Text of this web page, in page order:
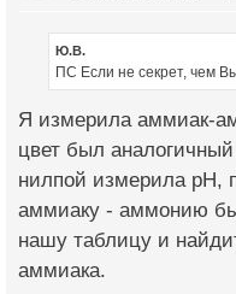
Ю.В.
ПС Если не секрет, чем
Я измерила аммиак-
цвет был
нилпой измерила pH,
аммиаку - аммонию
нашу таблицу и
аммиака.